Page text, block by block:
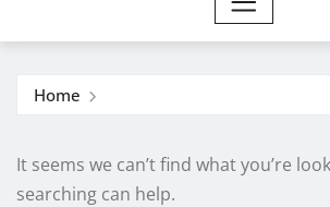
Home
It seems we can’t find what you’re
searching can help.